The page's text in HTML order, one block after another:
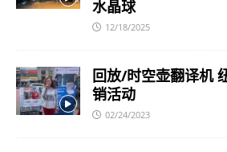
水晶球
12/18/2025
回放/时空壶翻译机
销活动
02/24/2023